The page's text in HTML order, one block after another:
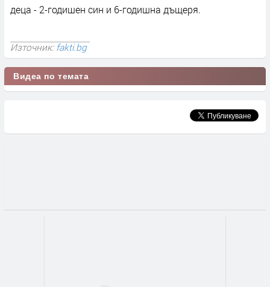
деца - 2-годишен син и 6-годишна дъщеря.
Източник:fakti.bg
Видеа по темата